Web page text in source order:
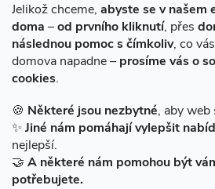
Jelikož chceme, abyste se v našem
doma –od prvního kliknutí, přes
následnou pomoc s čímkoliv, co
domova napadne – prosíme vás o
cookies.
🍪 Některé jsou nezbytné, aby web
✨ Jiné nám pomáhají vylepšit
nejlepší.
🤝 A některé nám pomohou být
potřebujete.
Facebook